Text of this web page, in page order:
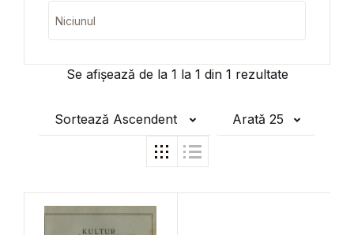
Se afișează de la 1 la 1 din 1 rezultate
Sortează Ascendent Arată 25